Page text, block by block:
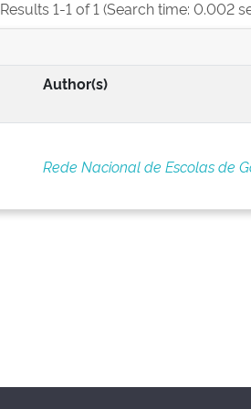
Results 1-1 of 1 (Search time: 0.002
Author(s)
Rede Nacional de Escolas de